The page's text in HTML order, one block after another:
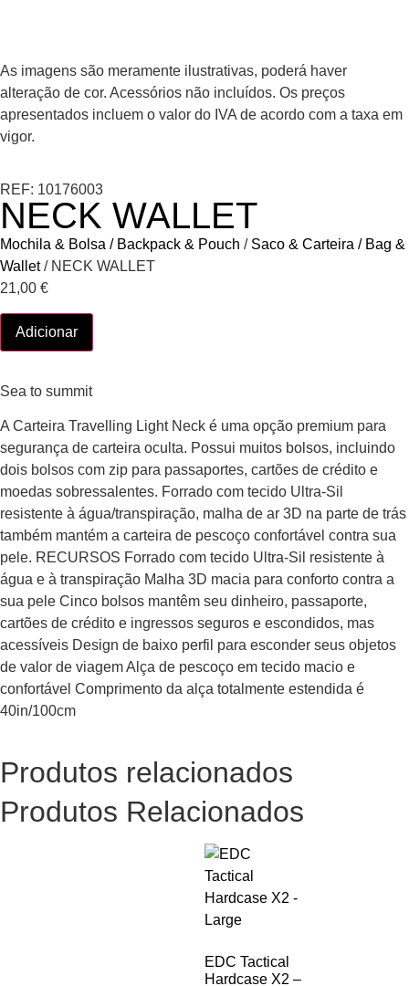
As imagens são meramente ilustrativas, poderá haver
alteração de cor. Acessórios não incluídos. Os preços
apresentados incluem o valor do IVA de acordo com a taxa em
vigor.
REF: 10176003
NECK WALLET
Mochila & Bolsa / Backpack & Pouch / Saco & Carteira / Bag &
Wallet/ NECK WALLET
21,00 €
Adicionar
Sea to summit
A Carteira Travelling Light Neck é uma opção premium para
segurança de carteira oculta. Possui muitos bolsos, incluindo
dois bolsos com zip para passaportes, cartões de crédito e
moedas sobressalentes. Forrado com tecido Ultra-Sil
resistente à água/transpiração, malha de ar 3D na parte de trás
também mantém a carteira de pescoço confortável contra sua
pele. RECURSOS Forrado com tecido Ultra-Sil resistente à
água e à transpiração Malha 3D macia para conforto contra a
sua pele Cinco bolsos mantêm seu dinheiro, passaporte,
cartões de crédito e ingressos seguros e escondidos, mas
acessíveis Design de baixo perfil para esconder seus objetos
de valor de viagem Alça de pescoço em tecido macio e
confortável Comprimento da alça totalmente estendida é
40in/100cm
Produtos relacionados
Produtos Relacionados
EDC Tactical
Hardcase X2 –